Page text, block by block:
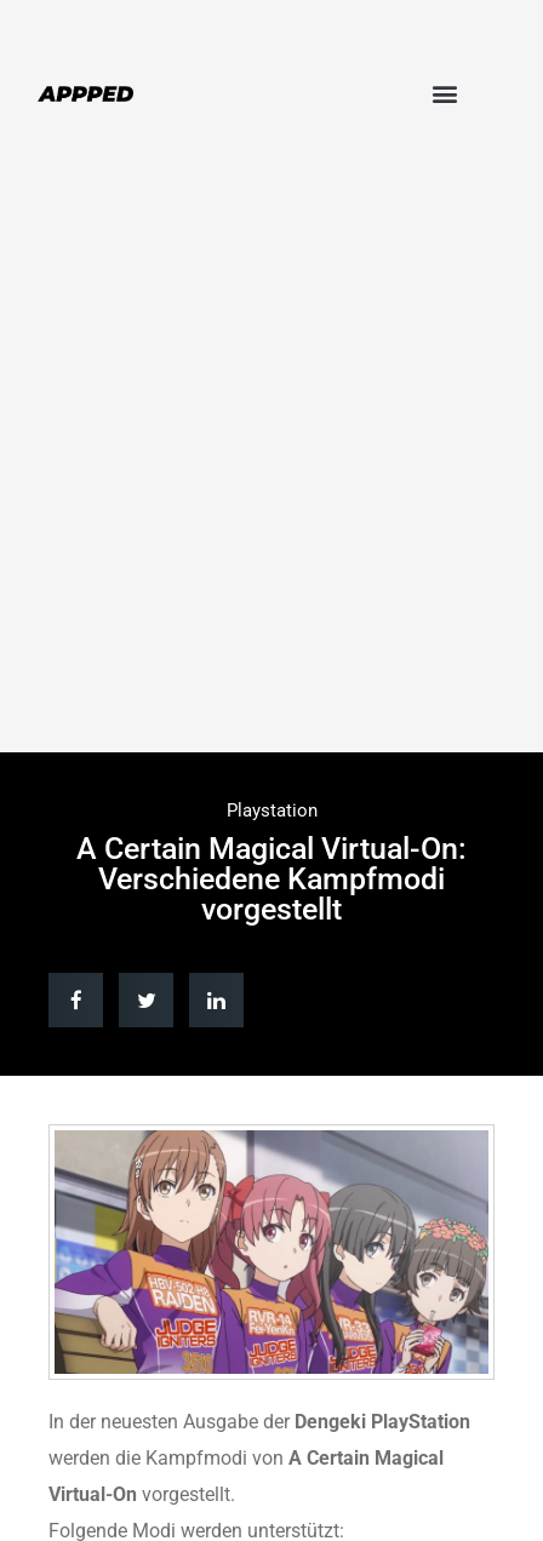
Playstation
A Certain Magical Virtual-On:
Verschiedene Kampfmodi
vorgestellt
In der neuesten Ausgabe der Dengeki PlayStation
werden die Kampfmodi von A Certain Magical
Virtual-On vorgestellt.
Folgende Modi werden unterstützt: